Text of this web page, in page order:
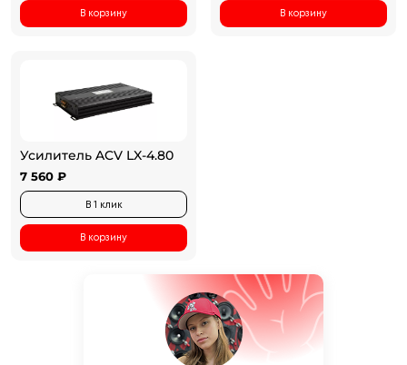
В корзину В корзину
Усилитель ACV LX-4.80
7 560 ₽
В 1 клик
В корзину